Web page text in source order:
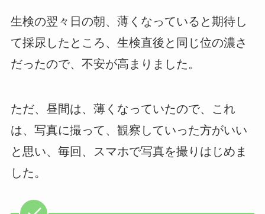
生検の翌々日の朝、薄くなっていると期待し
て採尿したところ、生検直後と同じ位の濃さ
だったので、不安が高まりました。
ただ、昼間は、薄くなっていたので、これ
は、写真に撮って、観察していった方がいい
と思い、毎回、スマホで写真を撮りはじめま
した。